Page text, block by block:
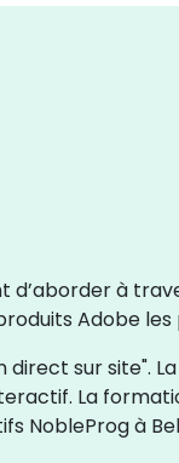
à
Adobe les
sur site".
La
NobleProg à